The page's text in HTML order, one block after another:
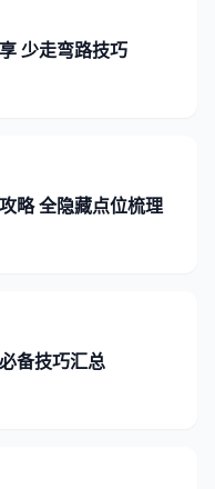
少走弯路技巧
略 全隐藏点位梳理
备技巧汇总